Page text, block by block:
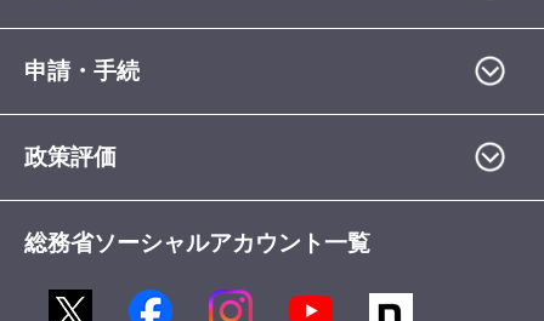
申請・手続
政策評価
総務省ソーシャルアカウント一覧